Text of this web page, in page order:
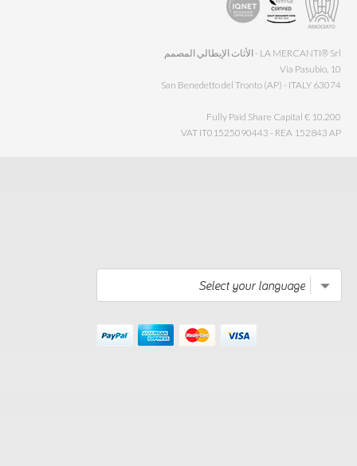
LA MERCANTI® Srl - الأثاث الإيطالي المصمم
Via Pasubio, 10
63074 San Benedetto del Tronto (AP) - ITALY
Fully Paid Share Capital € 10.200
VAT IT01525090443 - REA 152843 AP